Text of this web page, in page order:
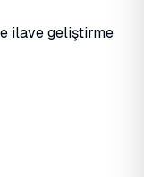
ilave geliştirme